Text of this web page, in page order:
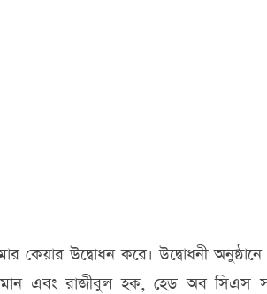
কেয়ার উদ্বোধন করে। উদ্বোধনী
এবং রাজীবুল হক, হেড অব সিএস